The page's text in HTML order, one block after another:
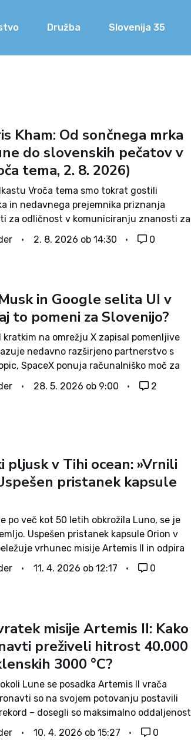
Družba Slovenija 35
Kham: Od sončnega mrka
do slovenskih pečatov v
tema, 2. 8. 2026)
Vroča tema smo tokrat gostili
in nedavnega prejemnika priznanja
za odličnost v komuniciranju znanosti za
fizike, Borisa Khama. Z njim smo
našega osončja in galaksij, spoznavali
2. 8. 2026 ob 14:30 0
in Google selita UI v
to pomeni za Slovenijo?
kratkim na omrežju X zapisal pomenljive
nedavno razširjeno partnerstvo s
SpaceX ponuja računalniško moč za
(AI compute) kot storitev v izjemnem
še posebej z orbitalnimi podatkovnimi
28. 5. 2026 ob 9:00 2
pljusk v Tihi ocean: »Vrnili
pristanek kapsule
po več kot 50 letih obkrožila Luno, se je
Uspešen pristanek kapsule Orion v
vrhunec misije Artemis II in odpira
prisotnosti človeštva v globokem
11. 4. 2026 ob 12:17 0
misije Artemis II: Kako
preživeli hitrost 40.000
3000 °C?
Lune se posadka Artemis II vrača
so na svojem potovanju postavili
– dosegli so maksimalno oddaljenost
od Zemlje in tako postali ljudje, ki so
globoko...
10. 4. 2026 ob 15:27 0